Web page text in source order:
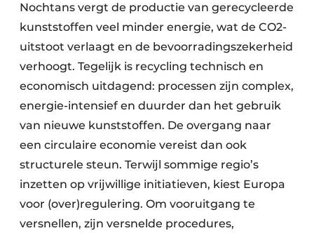
Nochtans vergt de productie van gerecycleerde
kunststoffen veel minder energie, wat de CO2-
uitstoot verlaagt en de bevoorradingszekerheid
verhoogt. Tegelijk is recycling technisch en
economisch uitdagend: processen zijn complex,
energie-intensief en duurder dan het gebruik
van nieuwe kunststoffen. De overgang naar
een circulaire economie vereist dan ook
structurele steun. Terwijl sommige regio’s
inzetten op vrijwillige initiatieven, kiest Europa
voor (over)regulering. Om vooruitgang te
versnellen, zijn versnelde procedures,